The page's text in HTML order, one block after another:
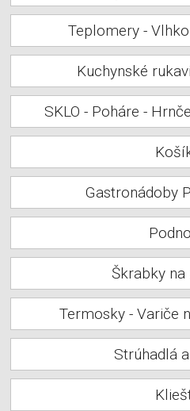
Teplomery -
Kuchynské
SKLO - Poháre -
Gastronádoby
Škrabky na
Termosky - Variče
Strúhadlá